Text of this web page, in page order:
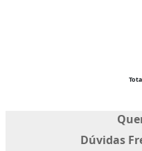
Dúvidas